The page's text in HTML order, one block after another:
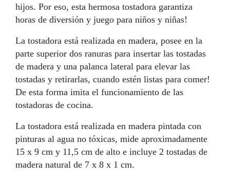
hijos. Por eso, esta hermosa tostadora garantiza
horas de diversión y juego para niños y niñas!
La tostadora está realizada en madera, posee en la
parte superior dos ranuras para insertar las tostadas
de madera y una palanca lateral para elevar las
tostadas y retirarlas, cuando estén listas para comer!
De esta forma imita el funcionamiento de las
tostadoras de cocina.
La tostadora está realizada en madera pintada con
pinturas al agua no tóxicas, mide aproximadamente
15 x 9 cm y 11,5 cm de alto e incluye 2 tostadas de
madera natural de 7 x 8 x 1 cm.